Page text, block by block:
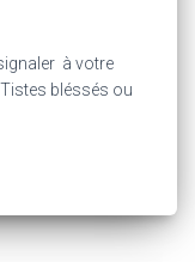
à votre
bléssés ou